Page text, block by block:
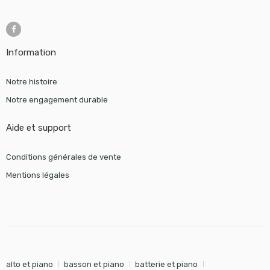
Information
Notre histoire
Notre engagement durable
Aide et support
Conditions générales de vente
Mentions légales
alto et piano basson et piano batterie et piano